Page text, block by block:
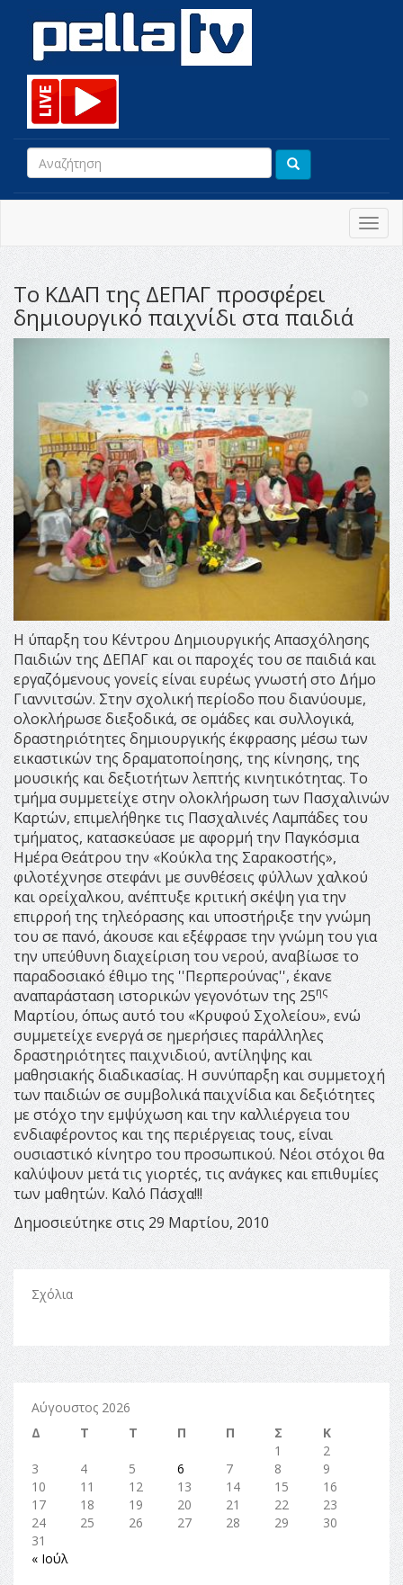
Το ΚΔΑΠ της ΔΕΠΑΓ προσφέρει
δημιουργικό παιχνίδι στα παιδιά
Η ύπαρξη του Κέντρου Δημιουργικής Απασχόλησης
Παιδιών της ΔΕΠΑΓ και οι παροχές του σε παιδιά και
εργαζόμενους γονείς είναι ευρέως γνωστή στο Δήμο
Γιαννιτσών. Στην σχολική περίοδο που διανύουμε,
ολοκλήρωσε διεξοδικά, σε ομάδες και συλλογικά,
δραστηριότητες δημιουργικής έκφρασης μέσω των
εικαστικών της δραματοποίησης, της κίνησης, της
μουσικής και δεξιοτήτων λεπτής κινητικότητας. Το
τμήμα συμμετείχε στην ολοκλήρωση των Πασχαλινών
Καρτών, επιμελήθηκε τις Πασχαλινές Λαμπάδες του
τμήματος, κατασκεύασε με αφορμή την Παγκόσμια
Ημέρα Θεάτρου την «Κούκλα της Σαρακοστής»,
φιλοτέχνησε στεφάνι με συνθέσεις φύλλων χαλκού
και ορείχαλκου, ανέπτυξε κριτική σκέψη για την
επιρροή της τηλεόρασης και υποστήριξε την γνώμη
του σε πανό, άκουσε και εξέφρασε την γνώμη του για
την υπεύθυνη διαχείριση του νερού, αναβίωσε το
παραδοσιακό έθιμο της ''Περπερούνας'', έκανε
αναπαράσταση ιστορικών γεγονότων της 25ης
Μαρτίου, όπως αυτό του «Κρυφού Σχολείου», ενώ
συμμετείχε ενεργά σε ημερήσιες παράλληλες
δραστηριότητες παιχνιδιού, αντίληψης και
μαθησιακής διαδικασίας. Η συνύπαρξη και συμμετοχή
των παιδιών σε συμβολικά παιχνίδια και δεξιότητες
με στόχο την εμψύχωση και την καλλιέργεια του
ενδιαφέροντος και της περιέργειας τους, είναι
ουσιαστικό κίνητρο του προσωπικού. Νέοι στόχοι θα
καλύψουν μετά τις γιορτές, τις ανάγκες και επιθυμίες
των μαθητών. Καλό Πάσχα!!!
Δημοσιεύτηκε στις 29 Μαρτίου, 2010
Σχόλια
Αύγουστος 2026
Δ
Τ Τ Π Π Σ
Κ
1
2
3
4 5 6 7 8
9
10
11 12 13 14 15
16
17
18 19 20 21 22
23
24
25 26 27 28 29
30
31
« Ιούλ